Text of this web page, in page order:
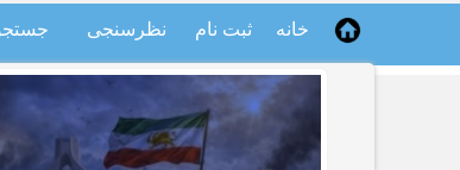
خانه ثبت نام نظرسنجی